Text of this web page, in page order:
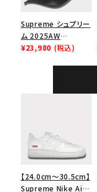
Supreme シュプリー
ム 2025AW
Overdyed Camp
¥23,980 (税込)
【24.0cm～30.5cm】
Supreme Nike Air